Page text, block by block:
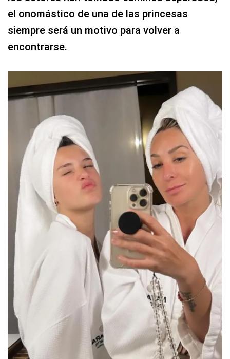
el onomástico de una de las princesas
siempre será un motivo para volver a
encontrarse.